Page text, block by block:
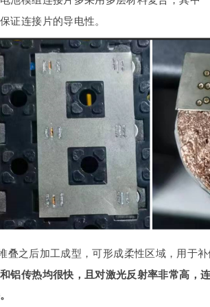
证连接片的导电性。
叠之后加工成型，可形成柔性区域，用于
铝传热均很快，且对激光反射率非常高，